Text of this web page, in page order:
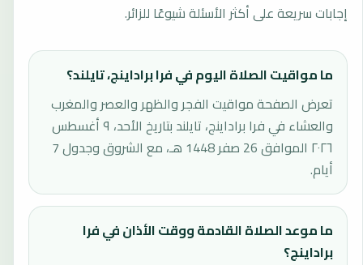
إجابات سريعة على أكثر الأسئلة شيوعًا للزائر.
ما مواقيت الصلاة اليوم في فرا براداينج، تايلند؟
تعرض الصفحة مواقيت الفجر والظهر والعصر والمغرب
والعشاء في فرا براداينج، تايلند بتاريخ الأحد، ٩ أغسطس
٢٠٢٦ الموافق 26 صفر 1448 هـ، مع الشروق وجدول 7
أيام.
ما موعد الصلاة القادمة ووقت الأذان في فرا
براداينج؟